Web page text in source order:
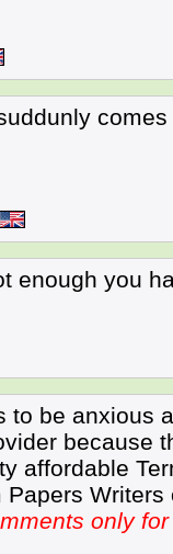
enough you
to be anxious
because
affordable
Papers Writers
only